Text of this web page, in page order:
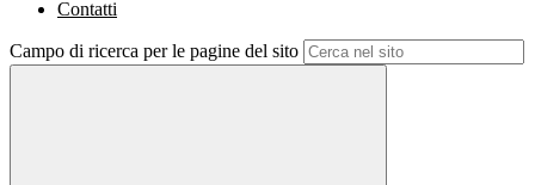
Contatti
Campo di ricerca per le pagine del sito